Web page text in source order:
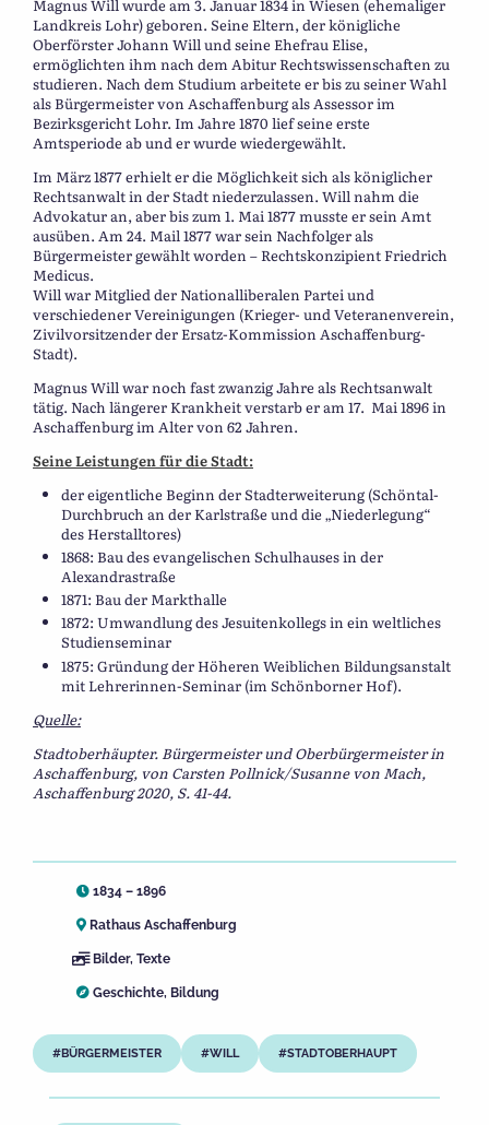
Magnus Will wurde am 3. Januar 1834 in Wiesen (ehemaliger
Landkreis Lohr) geboren. Seine Eltern, der königliche
Oberförster Johann Will und seine Ehefrau Elise,
ermöglichten ihm nach dem Abitur Rechtswissenschaften zu
studieren. Nach dem Studium arbeitete er bis zu seiner Wahl
als Bürgermeister von Aschaffenburg als Assessor im
Bezirksgericht Lohr. Im Jahre 1870 lief seine erste
Amtsperiode ab und er wurde wiedergewählt.
Im März 1877 erhielt er die Möglichkeit sich als königlicher
Rechtsanwalt in der Stadt niederzulassen. Will nahm die
Advokatur an, aber bis zum 1. Mai 1877 musste er sein Amt
ausüben. Am 24. Mail 1877 war sein Nachfolger als
Bürgermeister gewählt worden – Rechtskonzipient Friedrich
Medicus.
Will war Mitglied der Nationalliberalen Partei und
verschiedener Vereinigungen (Krieger- und Veteranenverein,
Zivilvorsitzender der Ersatz-Kommission Aschaffenburg-
Stadt).
Magnus Will war noch fast zwanzig Jahre als Rechtsanwalt
tätig. Nach längerer Krankheit verstarb er am 17. Mai 1896 in
Aschaffenburg im Alter von 62 Jahren.
Seine Leistungen für die Stadt:
der eigentliche Beginn der Stadterweiterung (Schöntal-
Durchbruch an der Karlstraße und die „Niederlegung“
des Herstalltores)
1868: Bau des evangelischen Schulhauses in der
Alexandrastraße
1871: Bau der Markthalle
1872: Umwandlung des Jesuitenkollegs in ein weltliches
Studienseminar
1875: Gründung der Höheren Weiblichen Bildungsanstalt
mit Lehrerinnen-Seminar (im Schönborner Hof).
Quelle:
Stadtoberhäupter. Bürgermeister und Oberbürgermeister in
Aschaffenburg, von Carsten Pollnick/Susanne von Mach,
Aschaffenburg 2020, S. 41-44.
1834 – 1896
Rathaus Aschaffenburg
Bilder, Texte
Geschichte, Bildung
BÜRGERMEISTER WILL STADTOBERHAUPT